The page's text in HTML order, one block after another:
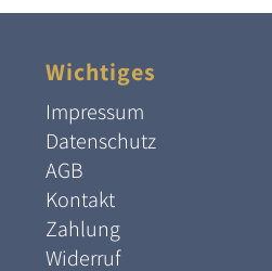
Wichtiges
Impressum
Datenschutz
AGB
Kontakt
Zahlung
Widerruf